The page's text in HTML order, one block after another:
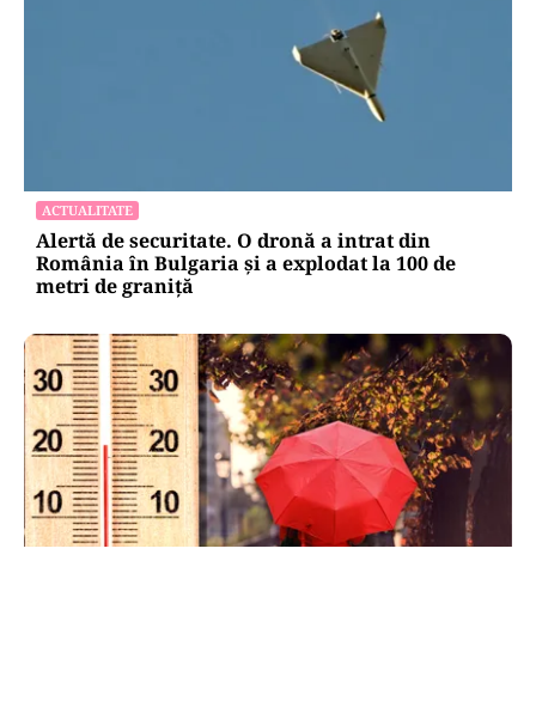
ACTUALITATE
Alertă de securitate. O dronă a intrat din
România în Bulgaria şi a explodat la 100 de
metri de graniţă